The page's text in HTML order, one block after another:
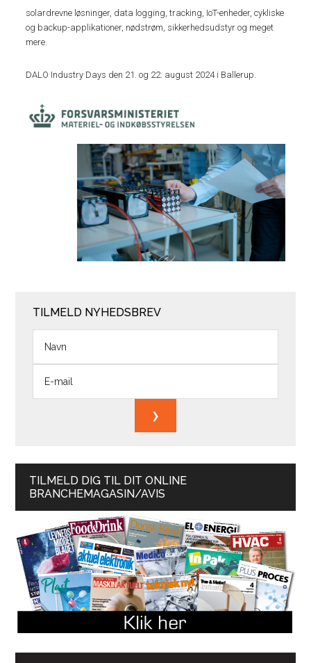
solardrevne løsninger, data logging, tracking, IoT-enheder, cykliske
og backup-applikationer, nødstrøm, sikkerhedsudstyr og meget
mere.
DALO Industry Days den 21. og 22. august 2024 i Ballerup.
TILMELD NYHEDSBREV
TILMELD DIG TIL DIT ONLINE
BRANCHEMAGASIN/AVIS